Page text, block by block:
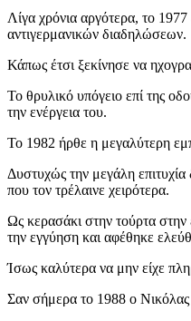
Λίγα χρόνια αργότερα, το
αντιγερμανικών διαδηλώσεων.
Κάπως έτσι ξεκίνησε να
Το θρυλικό υπόγειο επί της
την ενέργεια του.
Το 1982 ήρθε η μεγαλύτερη
Δυστυχώς την μεγάλη
που τον τρέλαινε χειρότερα.
Ως κερασάκι στην τούρτα
την εγγύηση και αφέθηκε
Ίσως καλύτερα να μην είχε
Σαν σήμερα το 1988 ο Νικόλας